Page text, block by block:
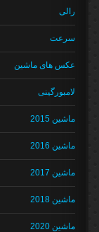
رالی
سرعت
عکس های ماشین
لامبورگینی
ماشین 2015
ماشین 2016
ماشین 2017
ماشین 2018
ماشین 2020